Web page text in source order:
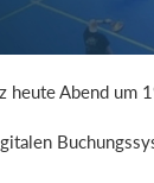
heute Abend um